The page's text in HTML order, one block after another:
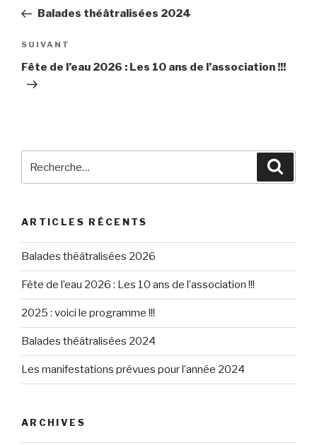
l’article
précédent
Balades théâtralisées 2024
Article
suivant
SUIVANT
Fête de l’eau 2026 : Les 10 ans de l’association !!!
ARTICLES RÉCENTS
Balades théâtralisées 2026
Fête de l’eau 2026 : Les 10 ans de l’association !!!
2025 : voici le programme !!!
Balades théâtralisées 2024
Les manifestations prévues pour l’année 2024
ARCHIVES